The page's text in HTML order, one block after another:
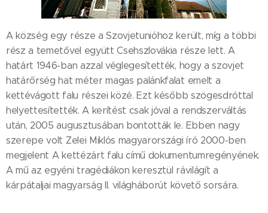
A község egy része a Szovjetunióhoz került, míg a többi
rész a temetővel együtt Csehszlovákia része lett. A
határt 1946-ban azzal véglegesítették, hogy a szovjet
határőrség hat méter magas palánkfalat emelt a
kettévágott falu részei közé. Ezt később szögesdróttal
helyettesítették. A kerítést csak jóval a rendszerváltás
után, 2005 augusztusában bontották le. Ebben nagy
szerepe volt Zelei Miklós magyarországi író 2000-ben
megjelent A kettézárt falu című dokumentumregényének.
A mű az egyéni tragédiákon keresztül rávilágít a
kárpátaljai magyarság II. világháborút követő sorsára.